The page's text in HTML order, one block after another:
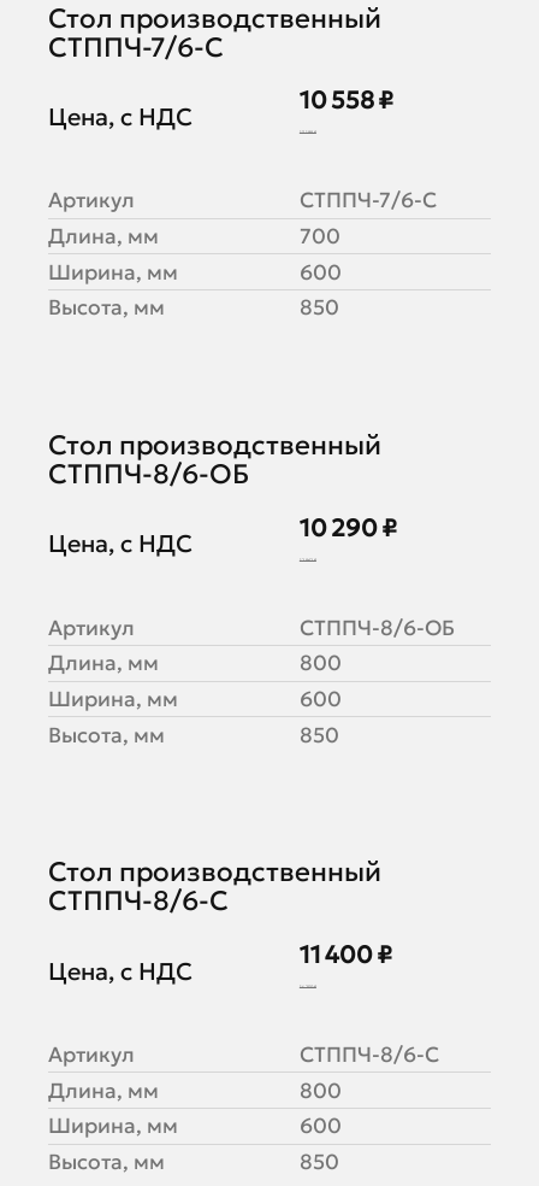
Стол производственный
СТППЧ-7/6-С
Цена, с НДС
10 558 ₽
13 198 ₽
Артикул
СТППЧ-7/6-С
Длина, мм
700
Ширина, мм
600
Высота, мм
850
Стол производственный
СТППЧ-8/6-ОБ
Цена, с НДС
10 290 ₽
12 862 ₽
Артикул
СТППЧ-8/6-ОБ
Длина, мм
800
Ширина, мм
600
Высота, мм
850
Стол производственный
СТППЧ-8/6-С
Цена, с НДС
11 400 ₽
14 250 ₽
Артикул
СТППЧ-8/6-С
Длина, мм
800
Ширина, мм
600
Высота, мм
850